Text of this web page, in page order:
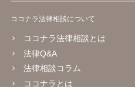
ココナラ法律相談について
ココナラ法律相談とは
法律Q&A
法律相談コラム
ココナラとは